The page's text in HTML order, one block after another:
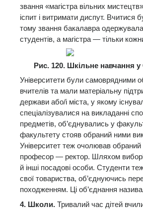
звання «магістра вільних
іспит і витримати диспут. Вчитися
тому звання бакалавра
студентів, а магістра — тільки
Рис. 120. Шкільне навчання у
Університети були самоврядними
вчителів та мали матеріальну
держави або/і міста, у якому
спеціалізувалися на викладанні
предметів, об’єднувались у
факультету стояв обраний ними
Університет теж очолював
професор — ректор. Шляхом
й інші посадові особи. Студенти
свої товариства, об’єднуючись
походженням. Ці об’єднання
4. Школи. Тривалий час дітей